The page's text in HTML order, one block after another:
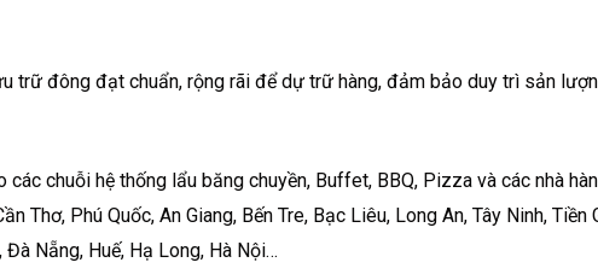
trữ đông đạt chuẩn, rộng rãi để dự trữ hàng, đảm bảo duy trì sản
chuỗi hệ thống lẩu băng chuyền, Buffet, BBQ, Pizza và các nhà
Thơ, Phú Quốc, An Giang, Bến Tre, Bạc Liêu, Long An, Tây Ninh, Tiền
Nẵng, Huế, Hạ Long, Hà Nội…